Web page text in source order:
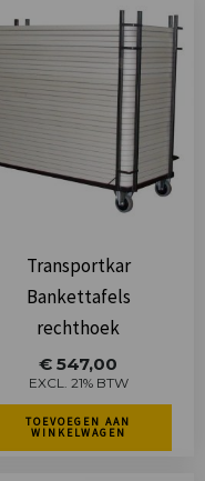
Transportkar
Bankettafels
rechthoek
€ 547,00
EXCL. 21% BTW
TOEVOEGEN AAN
WINKELWAGEN